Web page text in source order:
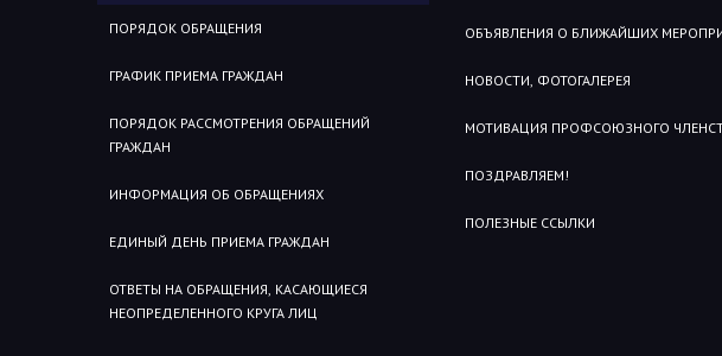
ПОРЯДОК ОБРАЩЕНИЯ
ГРАФИК ПРИЕМА ГРАЖДАН
ПОРЯДОК РАССМОТРЕНИЯ ОБРАЩЕНИЙ
ГРАЖДАН
ИНФОРМАЦИЯ ОБ ОБРАЩЕНИЯХ
ЕДИНЫЙ ДЕНЬ ПРИЕМА ГРАЖДАН
ОТВЕТЫ НА ОБРАЩЕНИЯ, КАСАЮЩИЕСЯ
НЕОПРЕДЕЛЕННОГО КРУГА ЛИЦ
ОБЪЯВЛЕНИЯ О БЛИЖАЙШИХ
НОВОСТИ, ФОТОГАЛЕРЕЯ
МОТИВАЦИЯ ПРОФСОЮЗНОГО
ПОЗДРАВЛЯЕМ!
ПОЛЕЗНЫЕ ССЫЛКИ